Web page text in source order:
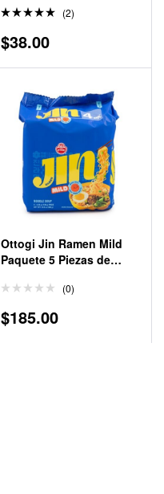
en5.00
de 5
(2)
$38.00
Ottogi Jin Ramen Mild
Paquete 5 Piezas de
(0)
$185.00